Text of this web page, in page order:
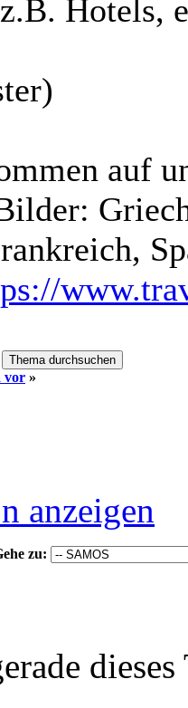
Hotels,
auf
vor »
anzeigen
zu: